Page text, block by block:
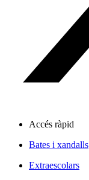
Accés ràpid
Bates i xandalls
Extraescolars